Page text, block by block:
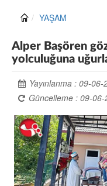
YAŞAM
Alper Başören
yolculuğuna
Yayınlanma : 09-
Güncelleme : 09-